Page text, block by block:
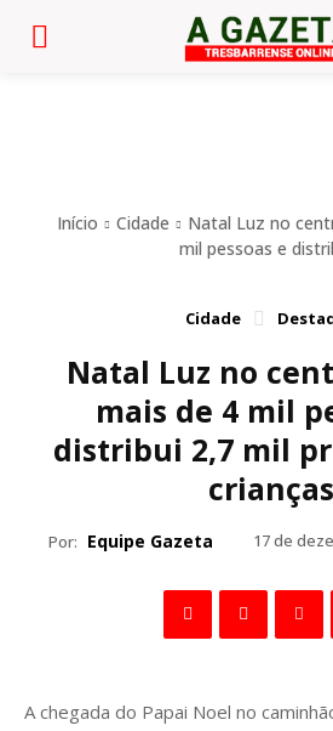
Início Cidade
Natal Luz no
mil pessoas e
Cidade
Natal Luz no
mais de 4 mil
distribui 2,7 mil
crianças
Por: Equipe Gazeta 17 de
A chegada do Papai Noel no